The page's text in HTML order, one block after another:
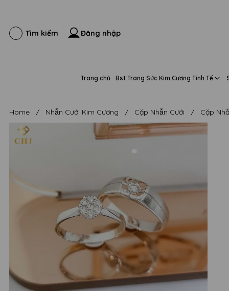
Trang chủ Bst Trang Sức Kim Cương Tinh Tế
Tìm kiếm Đăng nhập
Home / Nhẫn Cưới Kim Cương / Cặp Nhẫn Cưới / Cặp